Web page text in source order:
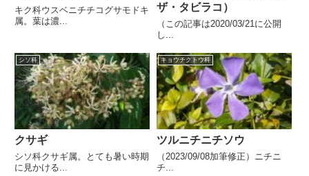
キク科ウスベニチチコグサモドキ
属。葉は濃...
ザ・タビラコ）
（この記事は2020/03/21に公開
し...
シソ科
クサギ
シソ科クサギ属。とても暑い時期
に見かける...
キョウチクトウ科
ツルニチニチソウ
（2023/09/08加筆修正）ニチニ
チ...